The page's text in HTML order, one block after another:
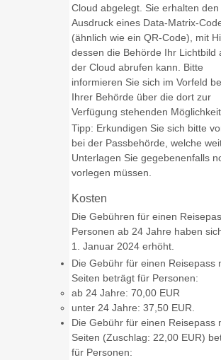
Cloud abgelegt. Sie erhalten den
Ausdruck eines Data-Matrix-
(ähnlich wie ein QR-Code), mit
dessen die Behörde Ihr Lichtbild
der Cloud abrufen kann. Bitte
informieren Sie sich im Vorfeld
Ihrer Behörde über die dort zur
Verfügung stehenden
Tipp: Erkundigen Sie sich bitte
bei der Passbehörde, welche
Unterlagen Sie gegebenenfalls
vorlegen müssen.
Kosten
Die Gebühren für einen
Personen ab 24 Jahre haben
1. Januar 2024 erhöht.
Die Gebühr für einen Reisepass
Seiten beträgt für Personen:
ab 24 Jahre: 70,00 EUR
unter 24 Jahre: 37,50 EUR.
Die Gebühr für einen Reisepass
Seiten (Zuschlag: 22,00 EUR)
für Personen: